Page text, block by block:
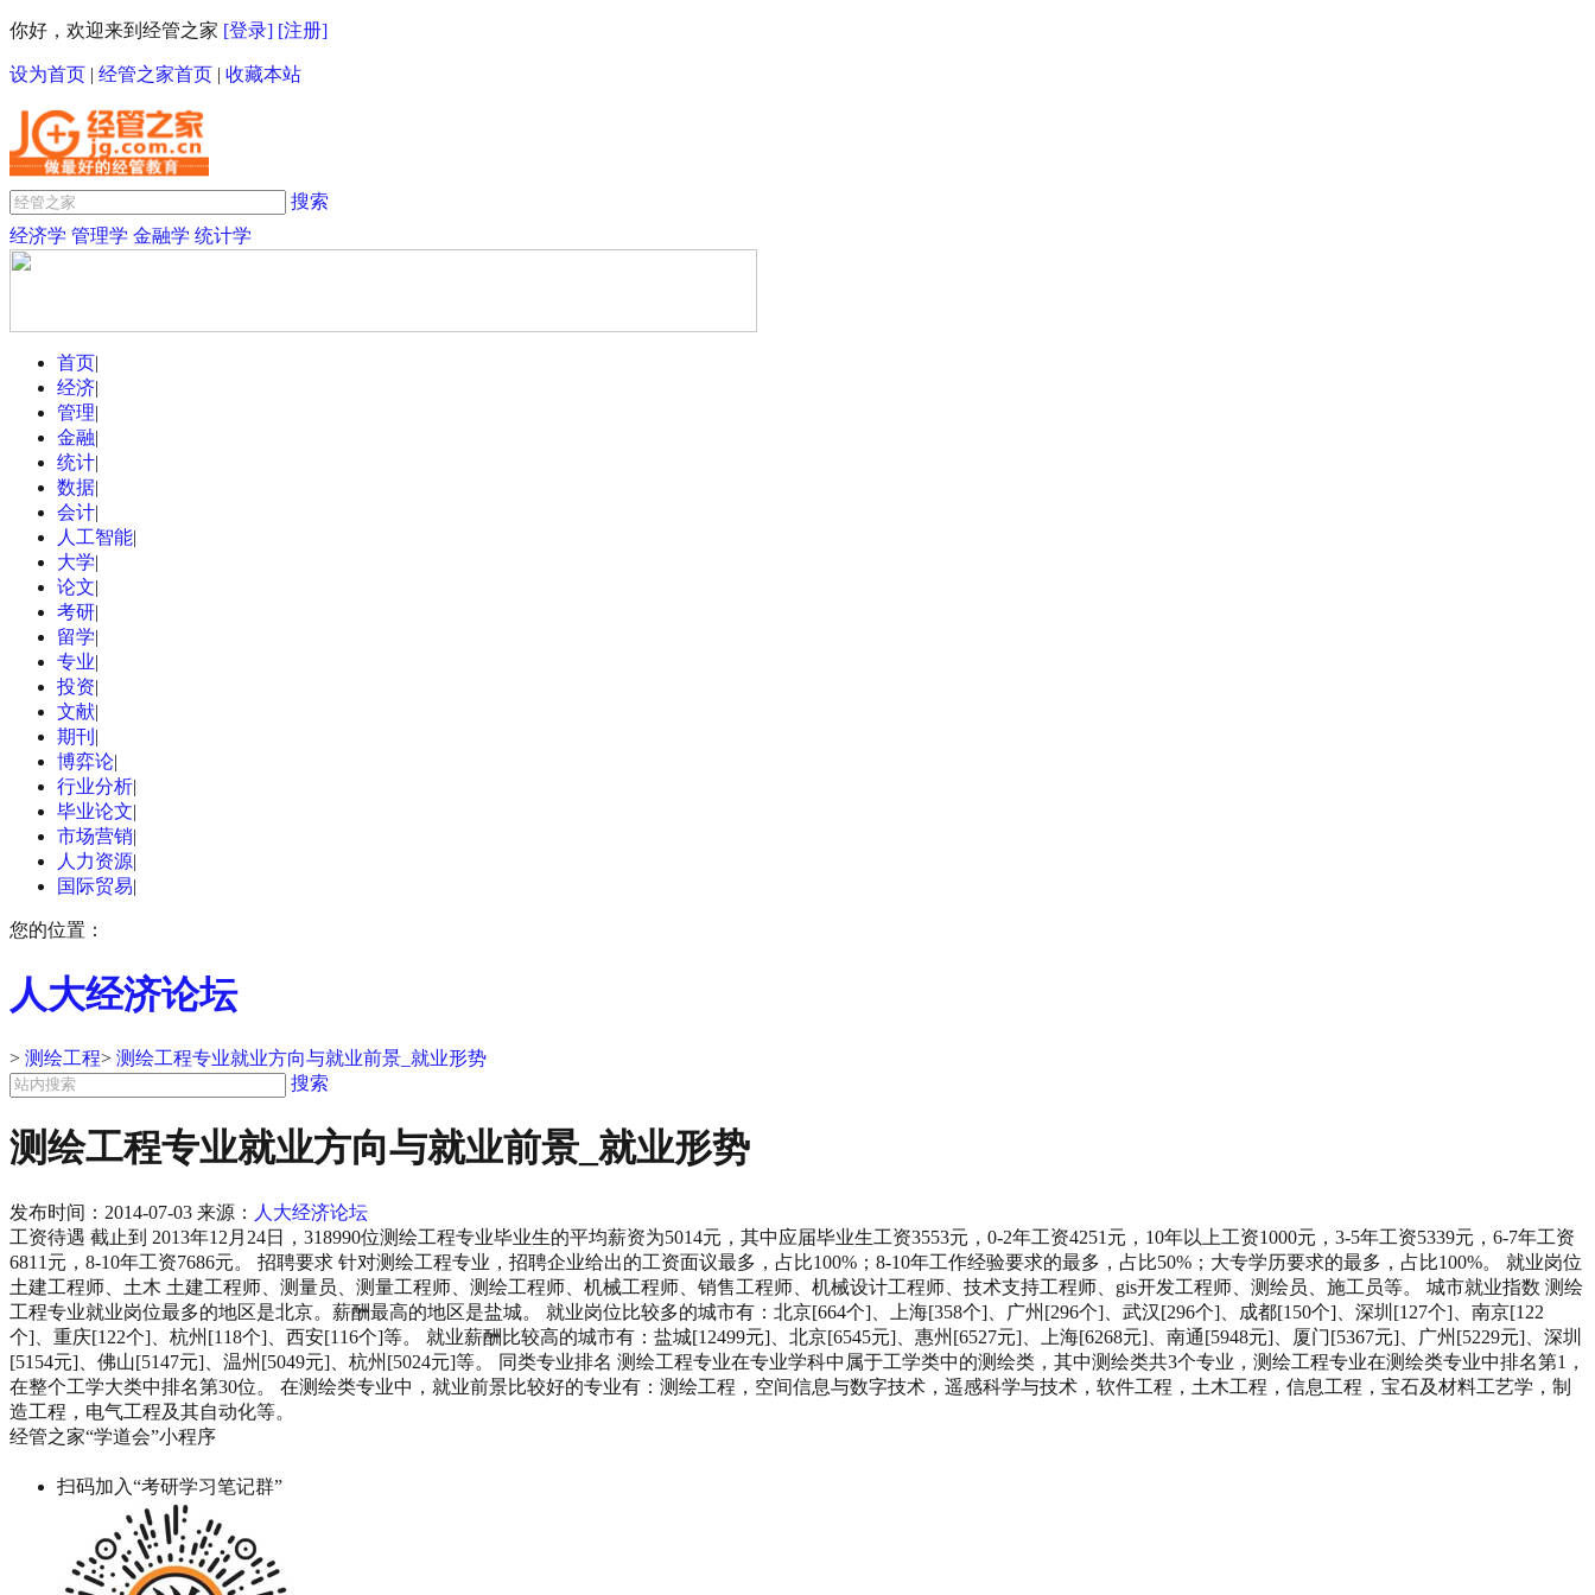
你好，欢迎来到经管之家 [登录] [注册]
设为首页 | 经管之家首页 | 收藏本站
搜索
经济学 管理学 金融学 统计学
首页|
经济|
管理|
金融|
统计|
数据|
会计|
人工智能|
大学|
论文|
考研|
留学|
专业|
投资|
文献|
期刊 |
博弈论|
行业分析|
毕业论文|
市场营销|
人力资源|
国际贸易|
您的位置：
人大经济论坛
> 测绘工程> 测绘工程专业就业方向与就业前景_就业形势
搜索
测绘工程专业就业方向与就业前景_就业形势
发布时间： 2014-07-03 来源： 人大经济论坛
工资待遇 截止到 2013年12月24日，318990位测绘工程专业毕业生的平均薪资为5014元，其中应届毕业生工资3553元，0-2年工资4251元，10年以上工资1000元，3-5年工资5339元，6-7年工资
6811元，8-10年工资7686元。 招聘要求 针对测绘工程专业，招聘企业给出的工资面议最多，占比100%；8-10年工作经验要求的最多，占比50%；大专学历要求的最多，占比100%。 就业岗位
土建工程师、土木 土建工程师、测量员、测量工程师、测绘工程师、机械工程师、销售工程师、机械设计工程师、技术支持工程师、gis开发工程师、测绘员、施工员等。 城市就业指数 测绘
工程专业就业岗位最多的地区是北京。薪酬最高的地区是盐城。 就业岗位比较多的城市有：北京[664个]、上海[358个]、广州[296个]、武汉[296个]、成都[150个]、深圳[127个]、南京[122
个]、重庆[122个]、杭州[118个]、西安[116个]等。 就业薪酬比较高的城市有：盐城[12499元]、北京[6545元]、惠州[6527元]、上海[6268元]、南通[5948元]、厦门[5367元]、广州[5229元]、深圳
[5154元]、佛山[5147元]、温州[5049元]、杭州[5024元]等。 同类专业排名 测绘工程专业在专业学科中属于工学类中的测绘类，其中测绘类共3个专业，测绘工程专业在测绘类专业中排名第1，
在整个工学大类中排名第30位。 在测绘类专业中，就业前景比较好的专业有：测绘工程，空间信息与数字技术，遥感科学与技术，软件工程，土木工程，信息工程，宝石及材料工艺学，制
造工程，电气工程及其自动化等。
经管之家“学道会”小程序
扫码加入“考研学习笔记群”